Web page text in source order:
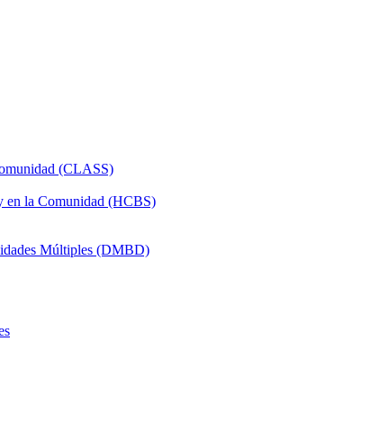
(CLASS)
en la Comunidad (HCBS)
Múltiples (DMBD)